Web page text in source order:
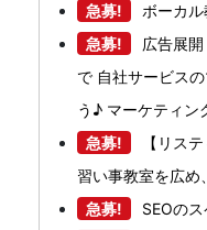
急募!
ボーカ
急募!
広告展
で 自社サービス
う♪ マーケティン
急募!
【リス
習い事教室を広め
急募!
SEOの